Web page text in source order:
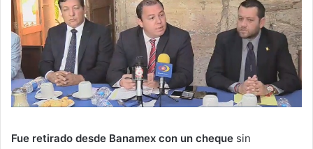
Fue retirado desde Banamex con un cheque sin